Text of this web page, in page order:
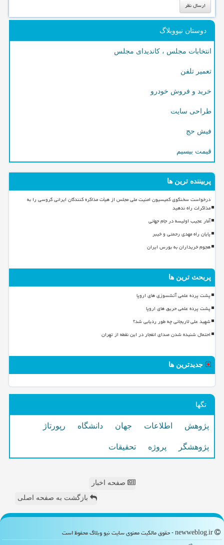
دوستان نیووبلاگ
انتخابات مجلس ، کاندیدای مجلس
تعمیر تلفن
خرید و فروش خودرو
طراحی سایت
فیش حج
قیمت بیسیم
پربیننده ترین ها
درخواست سخنگوی کمیسیون امنیت ملی مجلس از هیأت مذاکره کنندگان ایرانی گروسی را به
مذاکرات راه ندهید
آمار عجیب اولیسه در جام جهانی
پایان راه مهدی رحمتی و خیبر
هجوم خریداران به بورس ایران
پربحث ترین ها
پشت پرده علمی آتشسوزی های اروپا
پشت پرده علمی حریق های اروپا
شهید علی لاریجانی چه طور ردیابی شد؟
احتمال شنیده شدن صدای انفجار در این نقطه از تهران
جدیدترین ها
تگها
پژوهش اطلاعات جهان دانشگاه رپورتاژ
پژوهشگر پروژه تحقیقات
صفحه اخبار
بازگشت به صفحه اصلی